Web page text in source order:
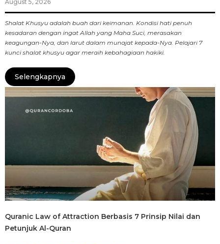
August 5, 2026
Shalat Khusyu adalah buah dari keimanan. Kondisi hati penuh
kesadaran dengan ingat Allah yang Maha Suci, merasakan
keagungan-Nya, dan larut dalam munajat kepada-Nya. Pelajari 7
kunci shalat khusyu agar meraih kebahagiaan hakiki.
Selengkapnya
Quranic Law of Attraction Berbasis 7 Prinsip Nilai dan
Petunjuk Al-Quran